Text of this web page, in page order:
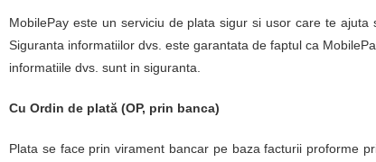
MobilePay este un serviciu de plata sigur si usor care te
Siguranta informatiilor dvs. este garantata de faptul ca
informatiile dvs. sunt in siguranta.
Cu Ordin de plată (OP, prin banca)
Plata se face prin virament bancar pe baza facturii proforme